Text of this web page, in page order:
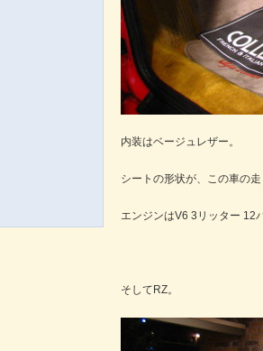
内装はベージュレザー。
シートの形状が、この車の
エンジンはV6 3リッター 12
そしてRZ。